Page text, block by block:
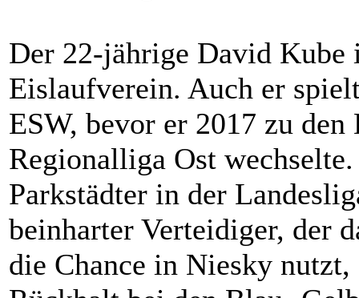
Der 22-jährige David
Eislaufverein. Auch er
ESW, bevor er 2017 zu
Regionalliga Ost
Parkstädter in der
beinharter Verteidiger, der
die Chance in Niesky